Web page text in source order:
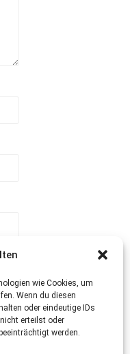
wie Cookies, um
Wenn du diesen
oder eindeutige IDs
erteilst oder
werden.